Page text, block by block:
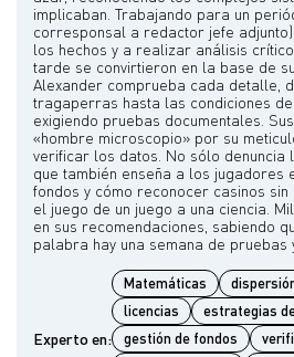
implicaban. Trabajando para un
corresponsal a redactor jefe
los hechos y a realizar análisis
tarde se convirtieron en la base de
Alexander comprueba cada detalle,
tragaperras hasta las condiciones de
exigiendo pruebas documentales.
«hombre microscopio» por su
verificar los datos. No sólo denuncia
que también enseña a los jugadores
fondos y cómo reconocer casinos
el juego de un juego a una ciencia.
en sus recomendaciones, sabiendo
Experto en:
Matemáticas
licencias
estrategias
gestión de fondos